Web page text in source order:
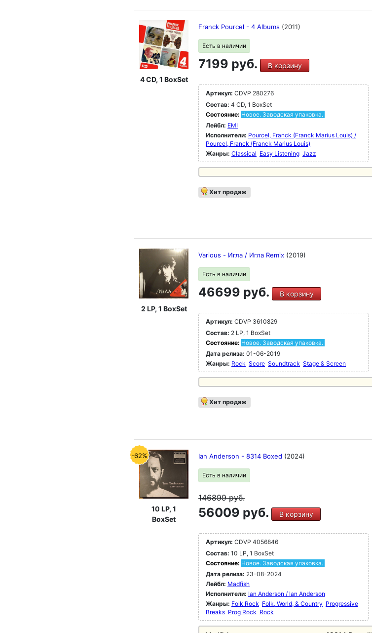
4 CD, 1 BoxSet
Franck Pourcel - 4 Albums (2011)
Есть в наличии
7199 руб. В корзину
Артикул: CDVP 280276
Состав: 4 CD, 1 BoxSet
Состояние: Новое. Заводская упаковка.
Лейбл: EMI
Исполнители: Pourcel, Franck (Franck Marius Louis) /
Pourcel, Franck (Franck Marius Louis)
Жанры: Classical Easy Listening Jazz
Хит продаж
2 LP, 1 BoxSet
Various - Игла / Игла Remix (2019)
Есть в наличии
46699 руб. В корзину
Артикул: CDVP 3610829
Состав: 2 LP, 1 BoxSet
Состояние: Новое. Заводская упаковка.
Дата релиза: 01-06-2019
Жанры: Rock Score Soundtrack Stage & Screen
Хит продаж
-62%
10 LP, 1
BoxSet
Ian Anderson - 8314 Boxed (2024)
Есть в наличии
146899руб.
56009 руб. В корзину
Артикул: CDVP 4056846
Состав: 10 LP, 1 BoxSet
Состояние: Новое. Заводская упаковка.
Дата релиза: 23-08-2024
Лейбл: Madfish
Исполнители: Ian Anderson / Ian Anderson
Жанры: Folk Rock Folk, World, & Country Progressive
Breaks Prog Rock Rock